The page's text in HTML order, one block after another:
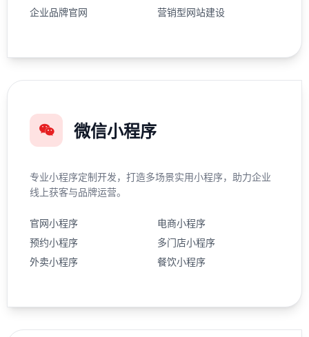
企业品牌官网
营销型网站建设
微信小程序
专业小程序定制开发，打造多场景实用小程序，助力企业
线上获客与品牌运营。
官网小程序
电商小程序
预约小程序
多门店小程序
外卖小程序
餐饮小程序